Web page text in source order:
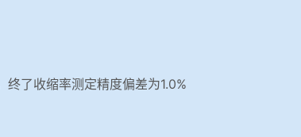
了收缩率测定精度偏差为1.0%